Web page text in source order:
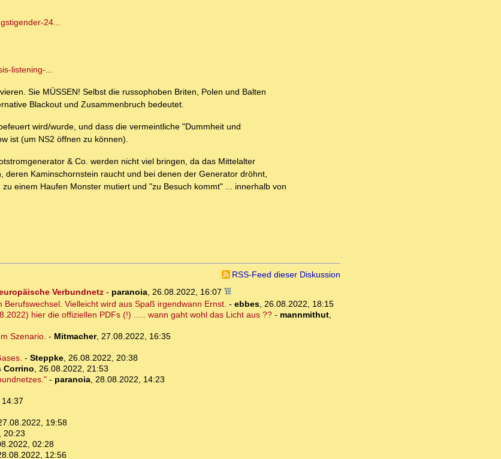
24...
listening-...
Sie MÜSSEN! Selbst die russophoben Briten, Polen und Balten
Blackout und Zusammenbruch bedeutet.
wird/wurde, und dass die vermeintliche "Dummheit und
ist (um NS2 öffnen zu können).
& Co. werden nicht viel bringen, da das Mittelalter
Kaminschornstein raucht und bei denen der Generator dröhnt,
einem Haufen Monster mutiert und "zu Besuch kommt" ... innerhalb von
RSS-Feed dieser Diskussion
Verbundnetz- paranoia, 26.08.2022, 16:07
Vielleicht wird aus Spaß irgendwann Ernst. - ebbes, 26.08.2022, 18:15
hier die offiziellen PDFs (!) ..... wann gaht wohl das Licht aus ??- mannmithut,
Szenario. - Mitmacher, 27.08.2022, 16:35
- Steppke, 26.08.2022, 20:38
Corrino, 26.08.2022, 21:53
- paranoia, 28.08.2022, 14:23
19:58
20:23
02:28
12:56